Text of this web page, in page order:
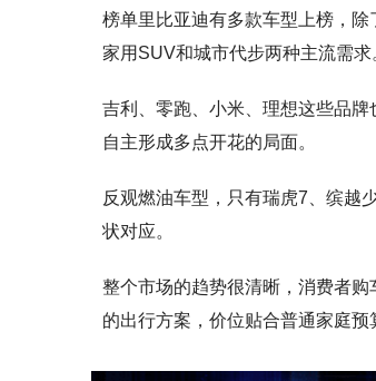
榜单里比亚迪有多款车型上榜，
家用SUV和城市代步两种主流需求
吉利、零跑、小米、理想这些品
自主形成多点开花的局面。
反观燃油车型，只有瑞虎7、缤越
状对应。
整个市场的趋势很清晰，消费者
的出行方案，价位贴合普通家庭预